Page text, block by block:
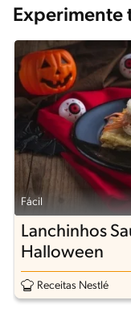
Experimente
Fácil
Lanchinhos
Halloween
Receitas Nestlé